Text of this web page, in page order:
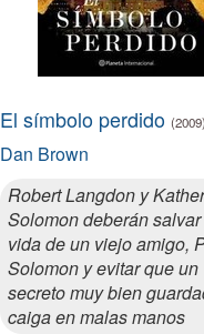
El símbolo perdido (2009)
Dan Brown
Robert Langdon y
Solomon deberán
vida de un viejo amigo,
Solomon y evitar que un
secreto muy bien
caiga en malas manos